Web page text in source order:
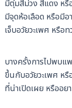
มีตุ่มสีม่วง สีแดง ห
มีจุดห้อเลือด หรือมีอ
เจ็บอวัยวะเพศ หรือ
บางครั้งการไปพบ
ขึ้นกับอวัยวะเพศ ห
ที่น่าเปิดเผย หรืออย